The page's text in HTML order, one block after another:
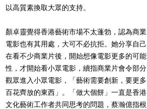
以高質素換取大眾的支持。
顏卓靈覺得香港藝術市場不太蓬勃，認為商業
電影也有其用處，大可不必抗拒。她分享自己
在看不少商業片後，開始想像電影更多的可能
性，才開始看小眾電影，續指商業片會令部分
觀眾進入小眾電影，「藝術需要創新，要更多
百花齊放的東西」。「做大個餅」一直是香港
文化藝術工作者共同思考的問題，蔡瀚億指根